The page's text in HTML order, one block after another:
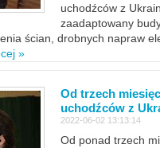
uchodźców z
zaadaptowany
ścian, drobnych napraw
»
Od trzech
uchodźców z
2022-06-02 13:13:14
Od ponad trzech